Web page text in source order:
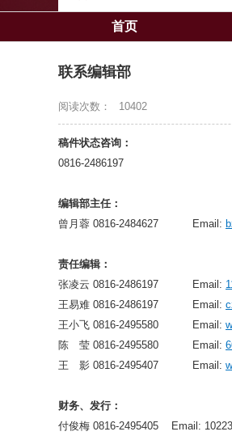
金属材料动态多尺度断
结构物高速出入水问题
《爆炸与冲击》第一届
《爆炸与冲击》向2024
《爆炸与冲击》2025年
首页
联系编辑部
阅读次数： 10402
稿件状态咨询：
0816-2486197
编辑部主任：
曾月蓉 0816-2484627 Email:
责任编辑：
张凌云 0816-2486197 Email:
王易难 0816-2486197 Email:
王小飞 0816-2495580 Email:
陈 莹 0816-2495580 Email:
王 影 0816-2495407 Email:
财务、发行：
付俊梅 0816-2495405 Email: